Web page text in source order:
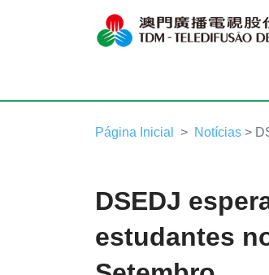
Página Inicial Notícias >
DSEDJ
estudantes